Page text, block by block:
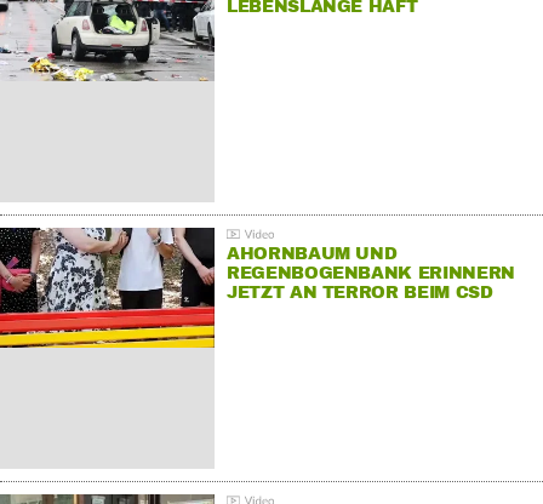
LEBENSLANGE HAFT
AHORNBAUM UND
REGENBOGENBANK ERINNERN
JETZT AN TERROR BEIM CSD